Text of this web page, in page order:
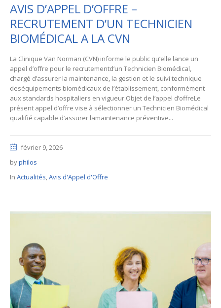
AVIS D’APPEL D’OFFRE –
RECRUTEMENT D’UN TECHNICIEN
BIOMÉDICAL A LA CVN
La Clinique Van Norman (CVN) informe le public qu’elle lance un
appel d’offre pour le recrutementd’un Technicien Biomédical,
chargé d’assurer la maintenance, la gestion et le suivi technique
deséquipements biomédicaux de l’établissement, conformément
aux standards hospitaliers en vigueur.Objet de l’appel d’offreLe
présent appel d’offre vise à sélectionner un Technicien Biomédical
qualifié capable d’assurer lamaintenance préventive...
février 9, 2026
byphilos
In Actualités,Avis d'Appel d'Offre